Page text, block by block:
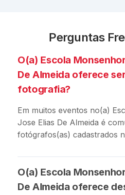
Perguntas
O(a) Escola
De Almeida oferece
fotografia?
Em muitos eventos no(a)
Jose Elias De Almeida é
fotógrafos(as) cadastrados
O(a) Escola
De Almeida oferece